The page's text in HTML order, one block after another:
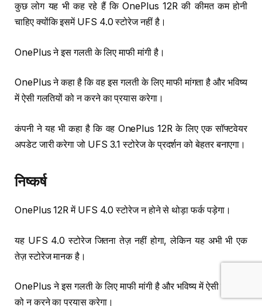
कुछ लोग यह भी कह रहे हैं कि OnePlus 12R की कीमत कम होनी
चाहिए क्योंकि इसमें UFS 4.0 स्टोरेज नहीं है।
OnePlus ने इस गलती के लिए माफी मांगी है।
OnePlus ने कहा है कि वह इस गलती के लिए माफी मांगता है और भविष्य
में ऐसी गलतियों को न करने का प्रयास करेगा।
कंपनी ने यह भी कहा है कि वह OnePlus 12R के लिए एक सॉफ्टवेयर
अपडेट जारी करेगा जो UFS 3.1 स्टोरेज के प्रदर्शन को बेहतर बनाएगा।
निष्कर्ष
OnePlus 12R में UFS 4.0 स्टोरेज न होने से थोड़ा फर्क पड़ेगा।
यह UFS 4.0 स्टोरेज जितना तेज़ नहीं होगा, लेकिन यह अभी भी एक
तेज़ स्टोरेज मानक है।
OnePlus ने इस गलती के लिए माफी मांगी है और भविष्य में ऐसी गलतियों
को न करने का प्रयास करेगा।